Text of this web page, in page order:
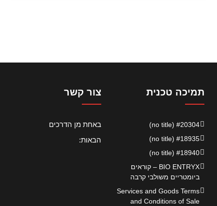
צור קשר
באחת מן הדרכים
הבאות:
תמיכה טכנית
#20304 (no title)
#18935 (no title)
#18940 (no title)
BIO ENTRYX – קוראים
ביומטריים משולבי קרבה
Services and Goods Terms
and Conditions of Sale